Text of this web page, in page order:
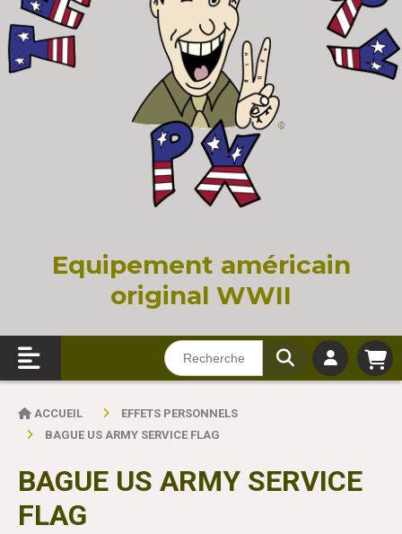
Equipement américain
original WWII
ACCUEIL
EFFETS PERSONNELS
BAGUE US ARMY SERVICE FLAG
BAGUE US ARMY SERVICE
FLAG